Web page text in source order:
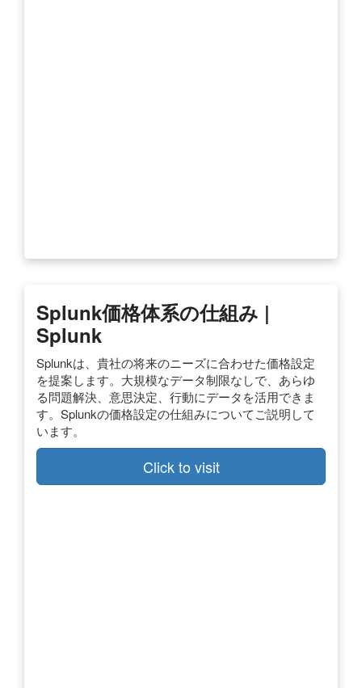
Splunk価格体系の仕組み |
Splunk
Splunkは、貴社の将来のニーズに合わせた価格設定
を提案します。大規模なデータ制限なしで、あらゆ
る問題解決、意思決定、行動にデータを活用できま
す。Splunkの価格設定の仕組みについてご説明して
います。
Click to visit